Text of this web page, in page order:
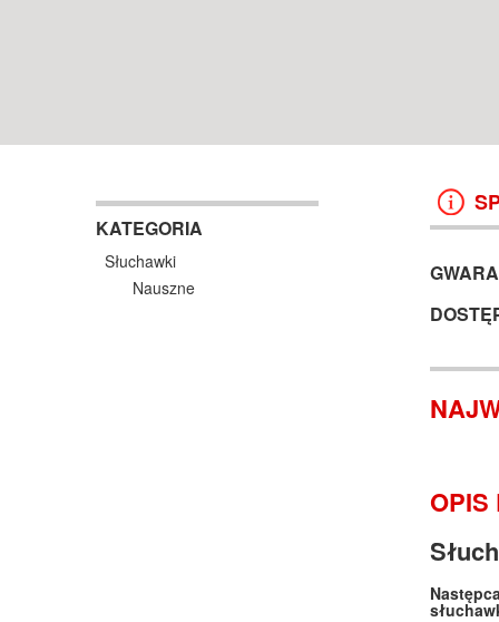
KATEGORIA
Słuchawki
Nauszne
OPIS